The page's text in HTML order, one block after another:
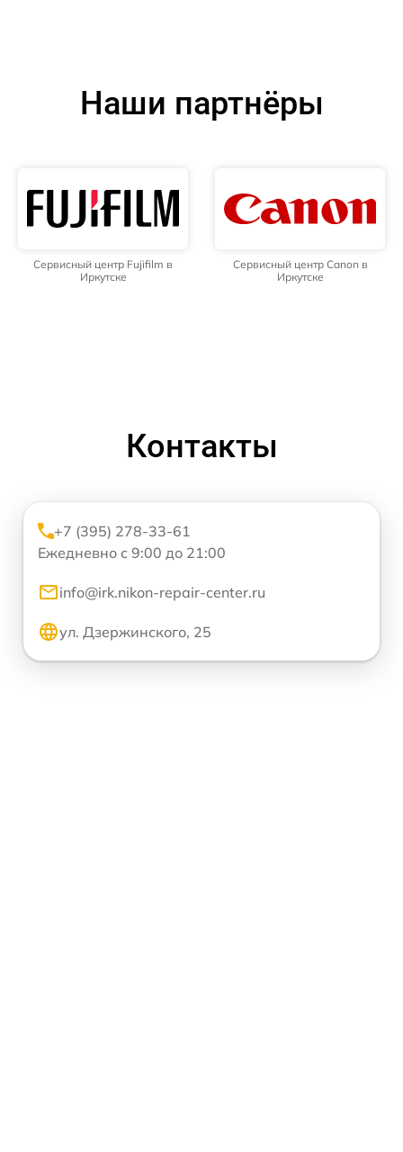
Наши партнёры
Сервисный центр Fujifilm в
Иркутске
Сервисный центр Canon в
Иркутске
Контакты
+7 (395) 278-33-61
Ежедневно с 9:00 до 21:00
info@irk.nikon-repair-center.ru
ул. Дзержинского, 25